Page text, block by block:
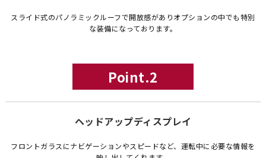
スライド式のパノラミックルーフで開放感がありオプションの中でも特別
な装備になっております。
Point.2
ヘッドアップディスプレイ
フロントガラスにナビゲーションやスピードなど、運転中に必要な情報を